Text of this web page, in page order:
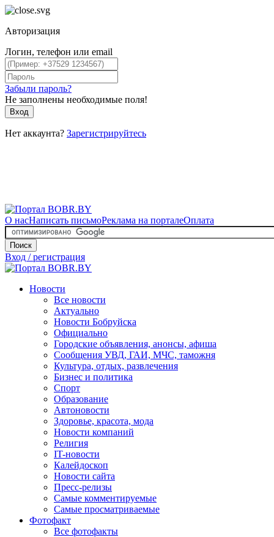
Авторизация
Логин, телефон или email
Забыли пароль?
Не заполнены необходимые поля!
Вход
Нет аккаунта? Зарегистрируйтесь
О насНаписать письмоРеклама на порталеОплата
Поиск
Вход / регистрация
Новости
Все новости
Актуально
Новости Бобруйска
Официально
Городские объявления, анонсы, афиша
Сообщения УВД, ГАИ, МЧС, таможня
Культура, отдых, развлечения
Бизнес и политика
Спорт
Образование
Автоновости
Здоровье, красота, мода
Новости компаний
Религия
IT-новости
Калейдоскоп
Новости сайта
Пресс-релизы
Самые комментируемые
Самые просматриваемые
Фотофакт
Все фотофакты